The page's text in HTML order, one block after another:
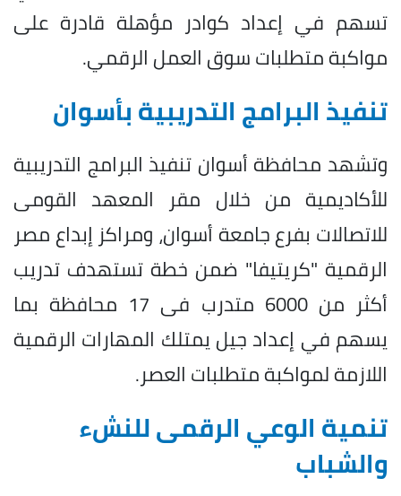
تسهم في إعداد كوادر مؤهلة قادرة على
مواكبة متطلبات سوق العمل الرقمي.
تنفيذ البرامج التدريبية بأسوان
وتشهد محافظة أسوان تنفيذ البرامج التدريبية
للأكاديمية من خلال مقر المعهد القومى
للاتصالات بفرع جامعة أسوان، ومراكز إبداع مصر
الرقمية "كريتيفا" ضمن خطة تستهدف تدريب
أكثر من 6000 متدرب فى 17 محافظة بما
يسهم في إعداد جيل يمتلك المهارات الرقمية
اللازمة لمواكبة متطلبات العصر.
تنمية الوعي الرقمى للنشء
والشباب